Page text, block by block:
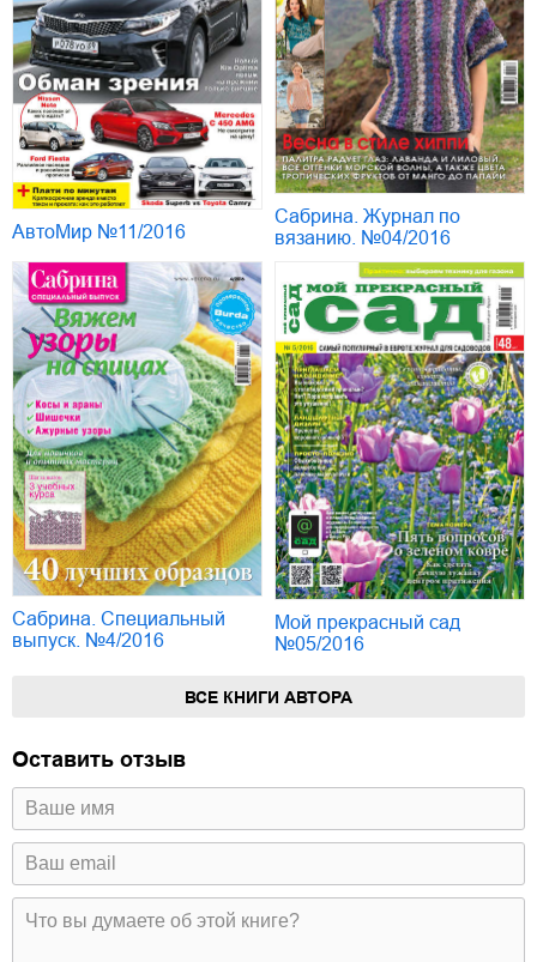
АвтоМир №11/2016
Сабрина. Журнал по
вязанию. №04/2016
Сабрина. Специальный
выпуск. №4/2016
Мой прекрасный сад
№05/2016
ВСЕ КНИГИ АВТОРА
Оставить отзыв